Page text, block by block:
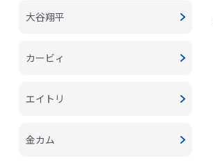
大谷翔平
カービィ
エイトリ
金カム